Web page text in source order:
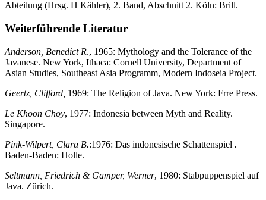
Abteilung (Hrsg. H Kähler), 2. Band, Abschnitt 2. Köln: Brill.
Weiterführende Literatur
Anderson, Benedict R., 1965: Mythology and the Tolerance of the
Javanese. New York, Ithaca: Cornell University, Department of
Asian Studies, Southeast Asia Programm, Modern Indoseia Project.
Geertz, Clifford, 1969: The Religion of Java. New York: Frre Press.
Le Khoon Choy, 1977: Indonesia between Myth and Reality.
Singapore.
Pink-Wilpert, Clara B.:1976: Das indonesische Schattenspiel .
Baden-Baden: Holle.
Seltmann, Friedrich & Gamper, Werner, 1980: Stabpuppenspiel auf
Java. Zürich.